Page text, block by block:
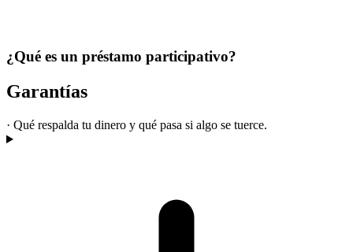
¿Qué es un préstamo participativo?
Garantías
· Qué respalda tu dinero y qué pasa si algo se tuerce.